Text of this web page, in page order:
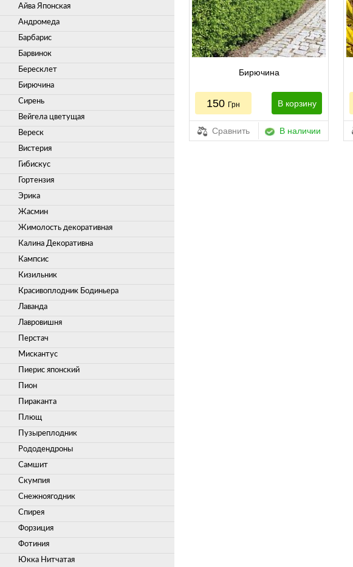
Айва Японская
Андромеда
Барбарис
Барвинок
Бересклет
Бирючина
Сирень
Вейгела цветущая
Вереск
Вистерия
Гибискус
Гортензия
Эрика
Жасмин
Жимолость декоративная
Калина Декоративна
Кампсис
Кизильник
Красивоплодник Бодиньера
Лаванда
Лавровишня
Перстач
Мискантус
Пиерис японский
Пион
Пираканта
Плющ
Пузыреплодник
Рододендроны
Самшит
Скумпия
Снежноягодник
Спирея
Форзиция
Фотиния
Юкка Нитчатая
Бирючина
150 Грн В корзину
Сравнить В наличии